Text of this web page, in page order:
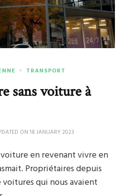
TRANSPORT
sans voiture à
ON 18 JANUARY 2023
voiture en revenant vivre en
Propriétaires depuis
qui nous avaient